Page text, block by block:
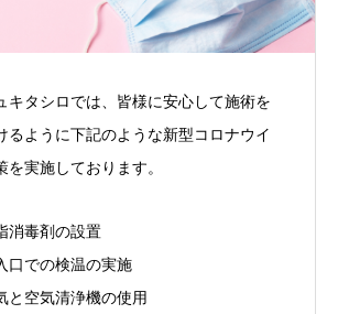
キタシロでは、皆様に安心して施術を
るように下記のような新型コロナウイ
を実施しております。
消毒剤の設置
口での検温の実施
と空気清浄機の使用